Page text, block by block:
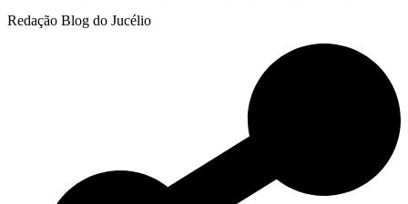
Redação Blog do Jucélio